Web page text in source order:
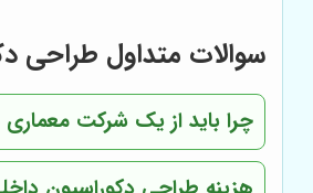
سوالات متداول طراحی
چرا باید از یک شرکت